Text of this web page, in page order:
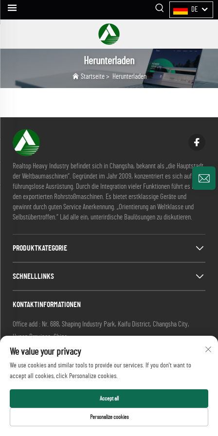
DE
Herunterladen
Startseite> Herunterladen
Realtop Heavy Industry befindet sich in Changsha, bekannt als „die Hauptstadt
der Weltbaumaschinen“. Gegründet im Jahr 2009, konzentriert es sich auf
führungslose Ausrüstung. Durch die Integration vieler Funktionen führt es bei
den exportierten Rohrstoßmaschinen. Es bietet erstklassige Geräte und
gewinnt durch guten Service Anerkennung. „Orientierung an Weltklasse und
Selbstübertroffen.“ Läd alle ein, unterirdische Baulösungen zu diskutieren.
PRODUKTKATEGORIE
SCHNELLLINKS
KONTAKTINFORMATIONEN
Office add : Nr. 688, Shaping Industry Park, Kaifu District, Changsha City,
Hunan Province, China.
E-Mail:[email protected]
Tel.:+86-13873199039
Copyright © 2026 Realtop Heavy Industry Co., Ltd Alle Rechte
We value your privacy
We use cookies and similar tools to provide our services. If you don't want to
accept all cookies, click Personalize cookies.
Personalize cookies
Accept all